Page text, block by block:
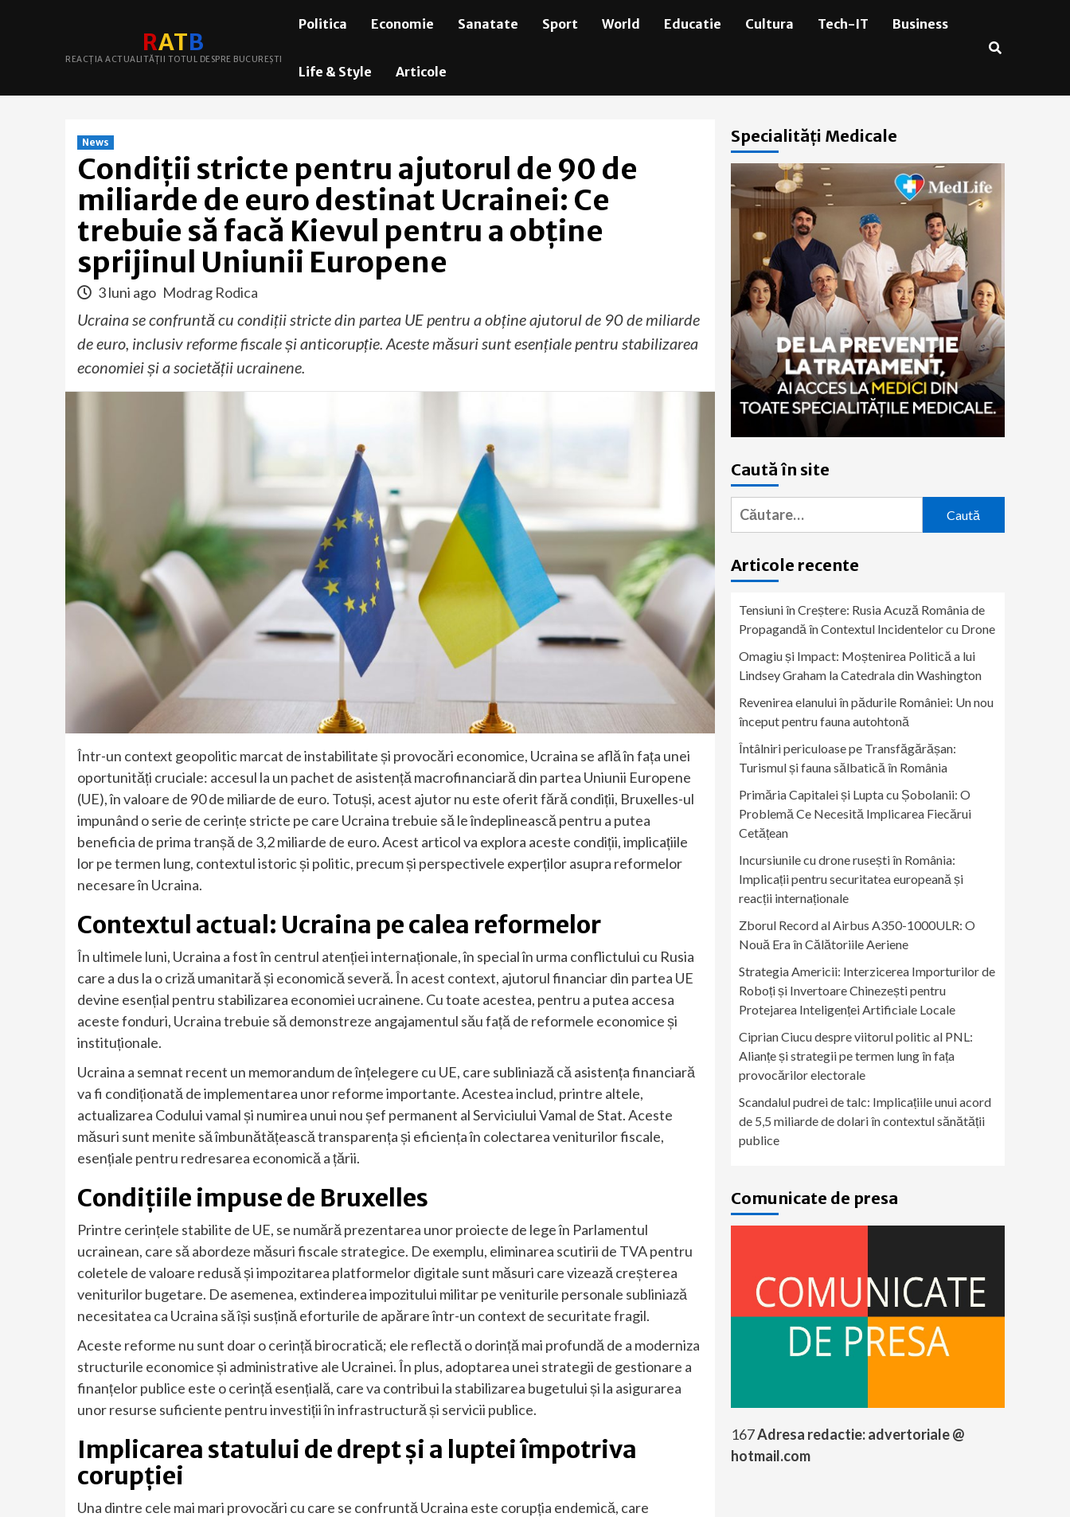
RATB
REACȚIA ACTUALITĂȚII TOTUL DESPRE BUCUREȘTI
Politica Economie Sanatate Sport World Educatie Cultura Tech-IT Business
Life & Style Articole
News
Condiții stricte pentru ajutorul de 90 de
miliarde de euro destinat Ucrainei: Ce
trebuie să facă Kievul pentru a obține
sprijinul Uniunii Europene
3 luni ago Modrag Rodica
Ucraina se confruntă cu condiții stricte din partea UE pentru a obține ajutorul de 90 de miliarde
de euro, inclusiv reforme fiscale și anticorupție. Aceste măsuri sunt esențiale pentru stabilizarea
economiei și a societății ucrainene.
Într-un context geopolitic marcat de instabilitate și provocări economice, Ucraina se află în fața unei
oportunități cruciale: accesul la un pachet de asistență macrofinanciară din partea Uniunii Europene
(UE), în valoare de 90 de miliarde de euro. Totuși, acest ajutor nu este oferit fără condiții, Bruxelles-ul
impunând o serie de cerințe stricte pe care Ucraina trebuie să le îndeplinească pentru a putea
beneficia de prima tranșă de 3,2 miliarde de euro. Acest articol va explora aceste condiții, implicațiile
lor pe termen lung, contextul istoric și politic, precum și perspectivele experților asupra reformelor
necesare în Ucraina.
Contextul actual: Ucraina pe calea reformelor
În ultimele luni, Ucraina a fost în centrul atenției internaționale, în special în urma conflictului cu Rusia
care a dus la o criză umanitară și economică severă. În acest context, ajutorul financiar din partea UE
devine esențial pentru stabilizarea economiei ucrainene. Cu toate acestea, pentru a putea accesa
aceste fonduri, Ucraina trebuie să demonstreze angajamentul său față de reformele economice și
instituționale.
Ucraina a semnat recent un memorandum de înțelegere cu UE, care subliniază că asistența financiară
va fi condiționată de implementarea unor reforme importante. Acestea includ, printre altele,
actualizarea Codului vamal și numirea unui nou șef permanent al Serviciului Vamal de Stat. Aceste
măsuri sunt menite să îmbunătățească transparența și eficiența în colectarea veniturilor fiscale,
esențiale pentru redresarea economică a țării.
Condițiile impuse de Bruxelles
Printre cerințele stabilite de UE, se numără prezentarea unor proiecte de lege în Parlamentul
ucrainean, care să abordeze măsuri fiscale strategice. De exemplu, eliminarea scutirii de TVA pentru
coletele de valoare redusă și impozitarea platformelor digitale sunt măsuri care vizează creșterea
veniturilor bugetare. De asemenea, extinderea impozitului militar pe veniturile personale subliniază
necesitatea ca Ucraina să își susțină eforturile de apărare într-un context de securitate fragil.
Aceste reforme nu sunt doar o cerință birocratică; ele reflectă o dorință mai profundă de a moderniza
structurile economice și administrative ale Ucrainei. În plus, adoptarea unei strategii de gestionare a
finanțelor publice este o cerință esențială, care va contribui la stabilizarea bugetului și la asigurarea
unor resurse suficiente pentru investiții în infrastructură și servicii publice.
Implicarea statului de drept și a luptei împotriva
corupției
Una dintre cele mai mari provocări cu care se confruntă Ucraina este corupția endemică, care
Specialități Medicale
Caută în site
Caută
după:
Articole recente
Tensiuni în Creștere: Rusia Acuză România de
Propagandă în Contextul Incidentelor cu Drone
Omagiu și Impact: Moștenirea Politică a lui
Lindsey Graham la Catedrala din Washington
Revenirea elanului în pădurile României: Un nou
început pentru fauna autohtonă
Întâlniri periculoase pe Transfăgărășan:
Turismul și fauna sălbatică în România
Primăria Capitalei și Lupta cu Șobolanii: O
Problemă Ce Necesită Implicarea Fiecărui
Cetățean
Incursiunile cu drone rusești în România:
Implicații pentru securitatea europeană și
reacții internaționale
Zborul Record al Airbus A350-1000ULR: O
Nouă Era în Călătoriile Aeriene
Strategia Americii: Interzicerea Importurilor de
Roboți și Invertoare Chinezești pentru
Protejarea Inteligenței Artificiale Locale
Ciprian Ciucu despre viitorul politic al PNL:
Alianțe și strategii pe termen lung în fața
provocărilor electorale
Scandalul pudrei de talc: Implicațiile unui acord
de 5,5 miliarde de dolari în contextul sănătății
publice
Comunicate de presa
167Adresa redactie: advertoriale @
hotmail.com